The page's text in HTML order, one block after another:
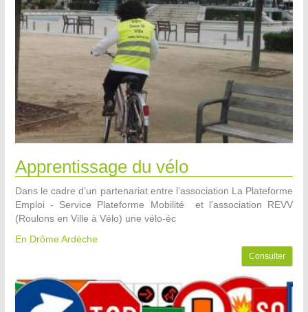
Apprentissage du vélo
Dans le cadre d’un partenariat entre l’association La Plateforme
Emploi - Service Plateforme Mobilité et l'association REVV
(Roulons en Ville à Vélo) une vélo-éc
En Drôme Ardèche
Consulter